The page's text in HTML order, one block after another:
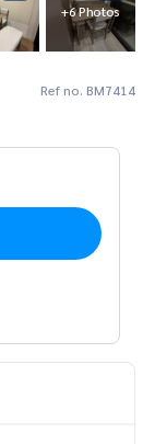
+6 Photos
Ref no. BM7414